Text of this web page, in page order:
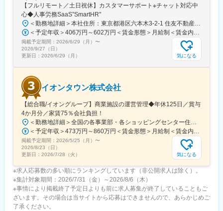
【フルリモート／土日祝休】カスタマーサポート※チャット対応中
心◆人事労務SaaS”SmartHR"
＜勤務地詳細＞本社住所：東京都港区六本木3-2-1 住友不動産六本木グランドタワー勤務地最寄駅：東京メトロ南北線／六本木一丁目駅受動喫煙対策：屋内全面禁煙変更の範囲：会社の定める事業所（リモートワーク含む）
＜予定年収＞406万円～602万円＜賃金形態＞月給制＜賃金内訳＞月額（基本給）：212,480円～315,200円その他固定手当/月：5,000円固定残業手当/月：77,520円～114,800円（固定残業時間45時間0分/月）超過した時間外労働の残業手当は追加支給＜月給＞295,000円～435,000円（一律手当を含む）＜昇給有無＞有＜残業手当＞有賃金はあくまでも目安の金額であり、選考を通じて上下する可能性があります。月給(月額)は固定手当を含めた表記です。
掲載予定期間： 2026/6/29（月） 〜
2026/9/27（日）
更新日： 2026/6/29（月） 気になる
イオンタウン株式会社
【総合職/イオングループ】商業施設の運営管理◆年休125日／賞与
4か月分／家賃75％会社負担！
＜勤務地詳細＞全国の各事業部・各ショッピングセンター住所：千葉県千葉市美浜区中瀬1-5-1イオンタワー10F（本社所在地） 受動喫煙対策：敷地内全面禁煙変更の範囲：会社の定める事業所
＜予定年収＞473万円～860万円＜賃金形態＞月給制＜賃金内訳＞月額（基本給）：296,000円～516,000円＜月給＞296,000円～516,000円＜昇給有無＞有＜残業手当＞有＜給与補足＞■予定年収はあくまでも目安の金額であり、選考を通じて上下する可能性があります。■予定年収は全国転勤可能な場合の目安です。■賞与：平均年4.2か月分程度■管理監督者として採用された場合、「時間外勤務手当」「休日勤務手当」の対象外となります。賃金はあくまでも目安の金額であり、選考を通じて上下する可能性があります。月給(月額)は固定手当を含めた表記です。
掲載予定期間： 2026/5/25（月） 〜
2026/8/23（日）
更新日： 2026/7/28（火） 気になる
※求人応募数の多い順にランキングしています（非公開求人は除く）。
※集計対象期間：2026/7/31（金）～2026/8/6（木）
※事情により掲載終了予定日よりも前に求人募集が終了していることもご
ざいます。その場合は当サイトから応募はできませんので、あらかじめご
了承ください。